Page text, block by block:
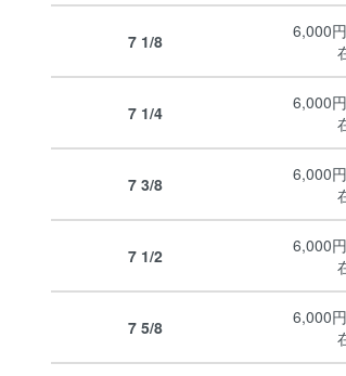
7 1/8
6,000
7 1/4
6,000
7 3/8
6,000
7 1/2
6,000
7 5/8
6,000